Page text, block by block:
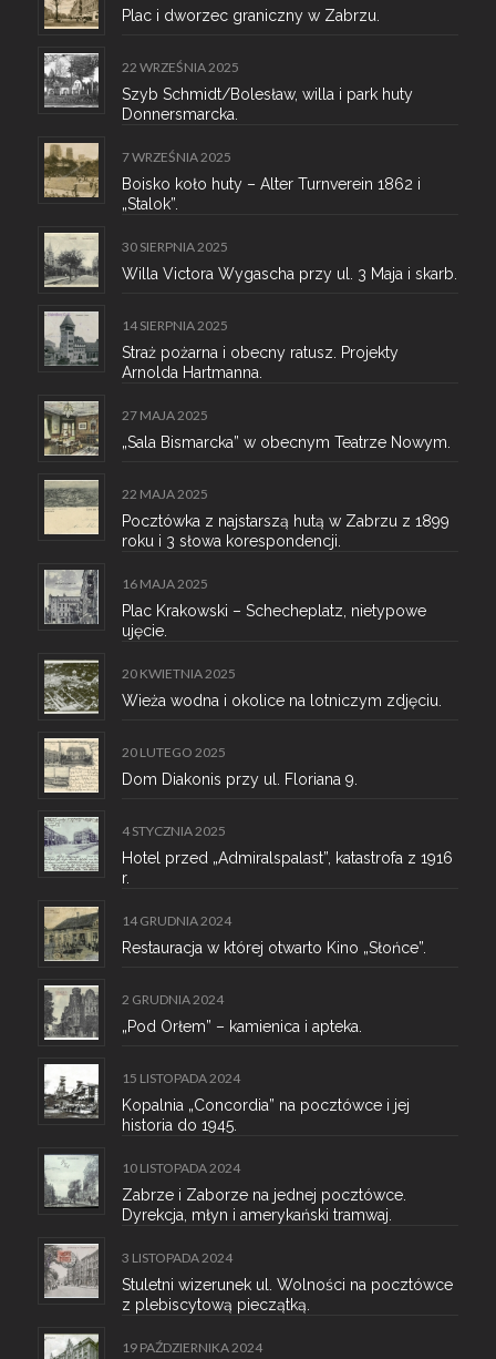
Plac i dworzec graniczny w Zabrzu.
22 WRZEŚNIA 2025
Szyb Schmidt/Bolesław, willa i park huty
Donnersmarcka.
7 WRZEŚNIA 2025
Boisko koło huty – Alter Turnverein 1862 i
„Stalok”.
30 SIERPNIA 2025
Willa Victora Wygascha przy ul. 3 Maja i skarb.
14 SIERPNIA 2025
Straż pożarna i obecny ratusz. Projekty
Arnolda Hartmanna.
27 MAJA 2025
„Sala Bismarcka” w obecnym Teatrze Nowym.
22 MAJA 2025
Pocztówka z najstarszą hutą w Zabrzu z 1899
roku i 3 słowa korespondencji.
16 MAJA 2025
Plac Krakowski – Schecheplatz, nietypowe
ujęcie.
20 KWIETNIA 2025
Wieża wodna i okolice na lotniczym zdjęciu.
20 LUTEGO 2025
Dom Diakonis przy ul. Floriana 9.
4 STYCZNIA 2025
Hotel przed „Admiralspalast”, katastrofa z 1916
r.
14 GRUDNIA 2024
Restauracja w której otwarto Kino „Słońce”.
2 GRUDNIA 2024
„Pod Orłem” – kamienica i apteka.
15 LISTOPADA 2024
Kopalnia „Concordia” na pocztówce i jej
historia do 1945.
10 LISTOPADA 2024
Zabrze i Zaborze na jednej pocztówce.
Dyrekcja, młyn i amerykański tramwaj.
3 LISTOPADA 2024
Stuletni wizerunek ul. Wolności na pocztówce
z plebiscytową pieczątką.
19 PAŹDZIERNIKA 2024